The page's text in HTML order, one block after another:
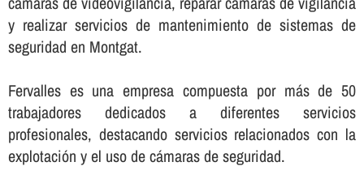
y realizar servicios de mantenimiento de sistemas de
seguridad en Montgat.
Fervalles es una empresa compuesta por más de 50
trabajadores dedicados a diferentes servicios
profesionales, destacando servicios relacionados con la
explotación y el uso de cámaras de seguridad.